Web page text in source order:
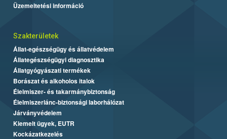
Üzemeltetési információ
Szakterületek
Állat-egészségügy és állatvédelem
Állategészségügyi diagnosztika
Állatgyógyászati termékek
Borászat és alkoholos italok
Élelmiszer- és takarmánybiztonság
Élelmiszerlánc-biztonsági laborhálózat
Járványvédelem
Kiemelt ügyek, EUTR
Kockázatkezelés